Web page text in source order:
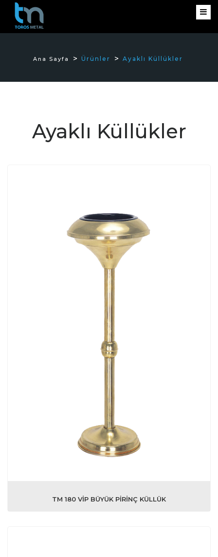
Ana Sayfa Ürünler Ayaklı Küllükler
Ayaklı Küllükler
TM 180 VİP BÜYÜK PİRİNÇ KÜLLÜK